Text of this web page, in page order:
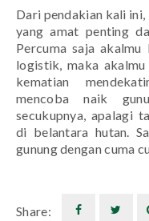
Dari pendakian kali
yang amat penting
Percuma saja
logistik, maka
kematian
mencoba naik
secukupnya, apalagi
di belantara hutan.
gunung dengan cuma
Share: